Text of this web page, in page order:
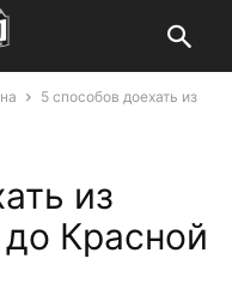
5 способов доехать из
из
Красной